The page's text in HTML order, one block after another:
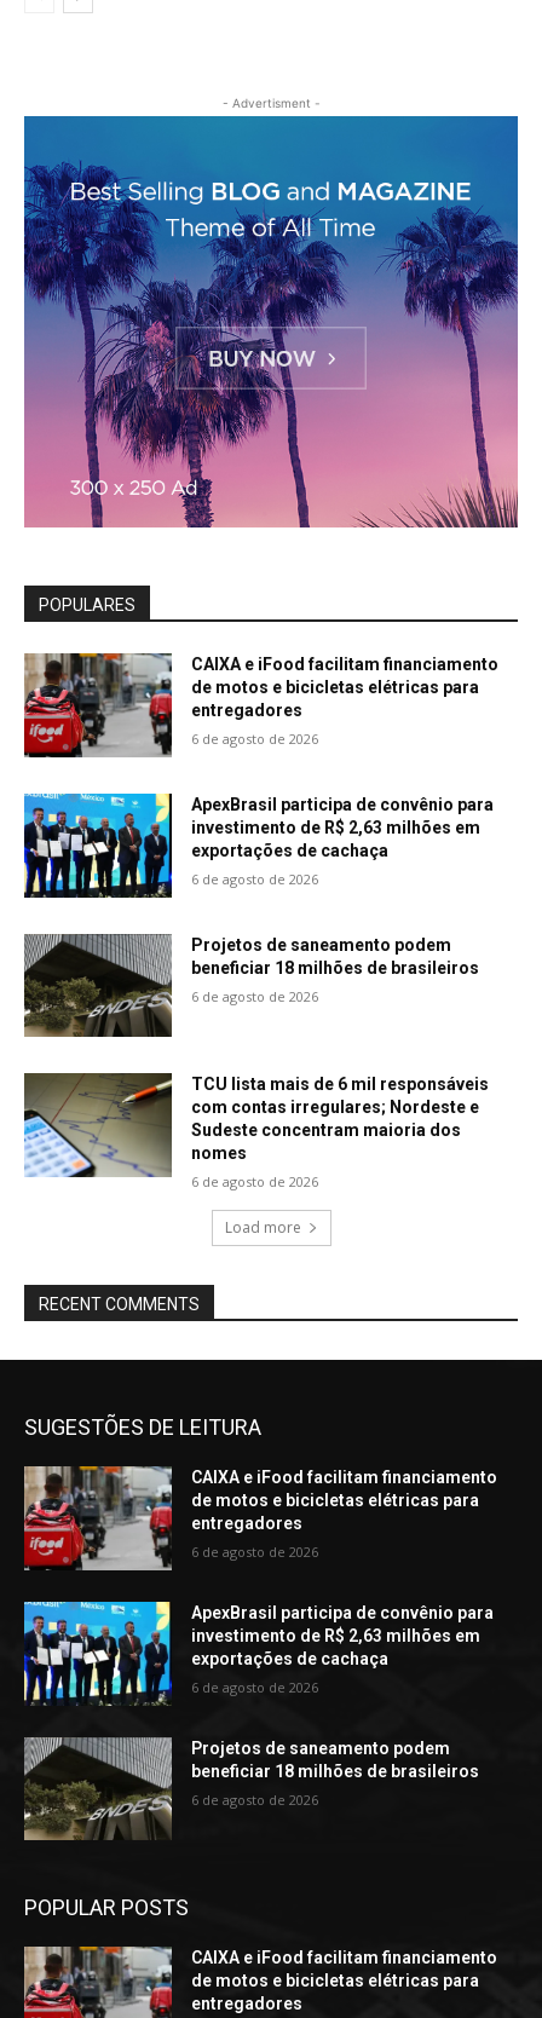
- Advertisment -
POPULARES
CAIXA e iFood facilitam financiamento
de motos e bicicletas elétricas para
entregadores
6 de agosto de 2026
ApexBrasil participa de convênio para
investimento de R$ 2,63 milhões em
exportações de cachaça
6 de agosto de 2026
Projetos de saneamento podem
beneficiar 18 milhões de brasileiros
6 de agosto de 2026
TCU lista mais de 6 mil responsáveis
com contas irregulares; Nordeste e
Sudeste concentram maioria dos
nomes
6 de agosto de 2026
Load more
RECENT COMMENTS
SUGESTÕES DE LEITURA
CAIXA e iFood facilitam financiamento
de motos e bicicletas elétricas para
entregadores
6 de agosto de 2026
ApexBrasil participa de convênio para
investimento de R$ 2,63 milhões em
exportações de cachaça
6 de agosto de 2026
Projetos de saneamento podem
beneficiar 18 milhões de brasileiros
6 de agosto de 2026
POPULAR POSTS
CAIXA e iFood facilitam financiamento
de motos e bicicletas elétricas para
entregadores